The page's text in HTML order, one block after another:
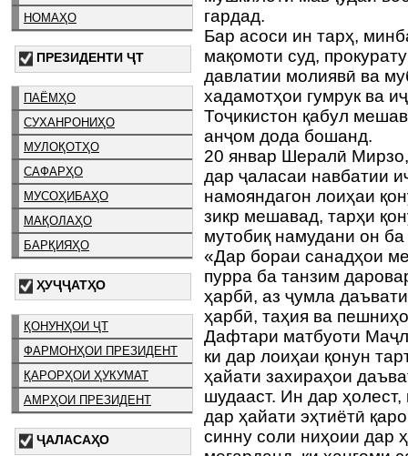
НОМАҲО
ПРЕЗИДЕНТИ ҶТ
ПАЁМҲО
СУХАНРОНИҲО
МУЛОҚОТҲО
САФАРҲО
МУСОҲИБАҲО
МАҚОЛАҲО
БАРҚИЯҲО
ҲУҶҶАТҲО
ҚОНУНҲОИ ҶТ
ФАРМОНҲОИ ПРЕЗИДЕНТ
ҚАРОРҲОИ ҲУКУМАТ
АМРҲОИ ПРЕЗИДЕНТ
ҶАЛАСАҲО
гардад.
Бар асоси ин тарҳ,
мақомоти суд,
давлатии молиявӣ ва
хадамотҳои гумрук ва
Тоҷикистон қабул
анҷом дода бошанд.
20 январ Шералӣ
дар ҷаласаи навбатии
намояндагон лоиҳаи
зикр мешавад, тарҳи
мутобиқ намудани он
«Дар бораи санадҳои
пурра ба танзим
ҳарбӣ, аз ҷумла
ҳарбӣ, таҳия ва
Дафтари матбуоти
ки дар лоиҳаи қонун
ҳайати захираҳои
шудааст. Ин дар
дар ҳайати эҳтиётӣ
синну соли ниҳоии дар